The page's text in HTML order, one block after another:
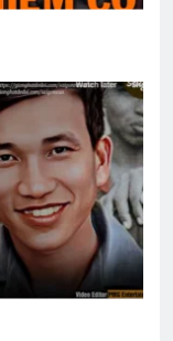
Jackson)
Sinh & Năm mới